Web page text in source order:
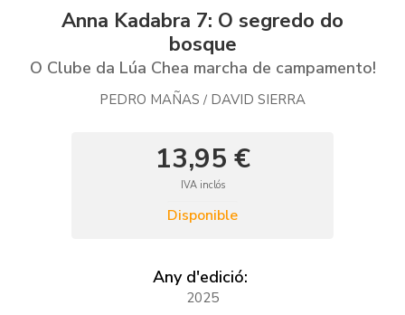
Anna Kadabra 7: O segredo do
bosque
O Clube da Lúa Chea marcha de campamento!
PEDRO MAÑAS / DAVID SIERRA
13,95 €
IVA inclós
Disponible
Any d'edició:
2025